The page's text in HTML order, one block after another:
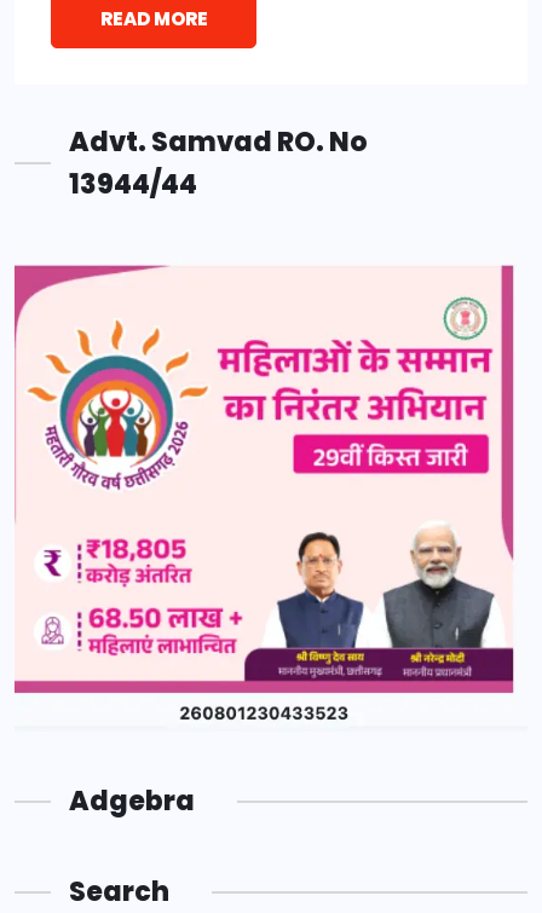
READ MORE
Advt. Samvad RO. No
13944/44
Adgebra
Search